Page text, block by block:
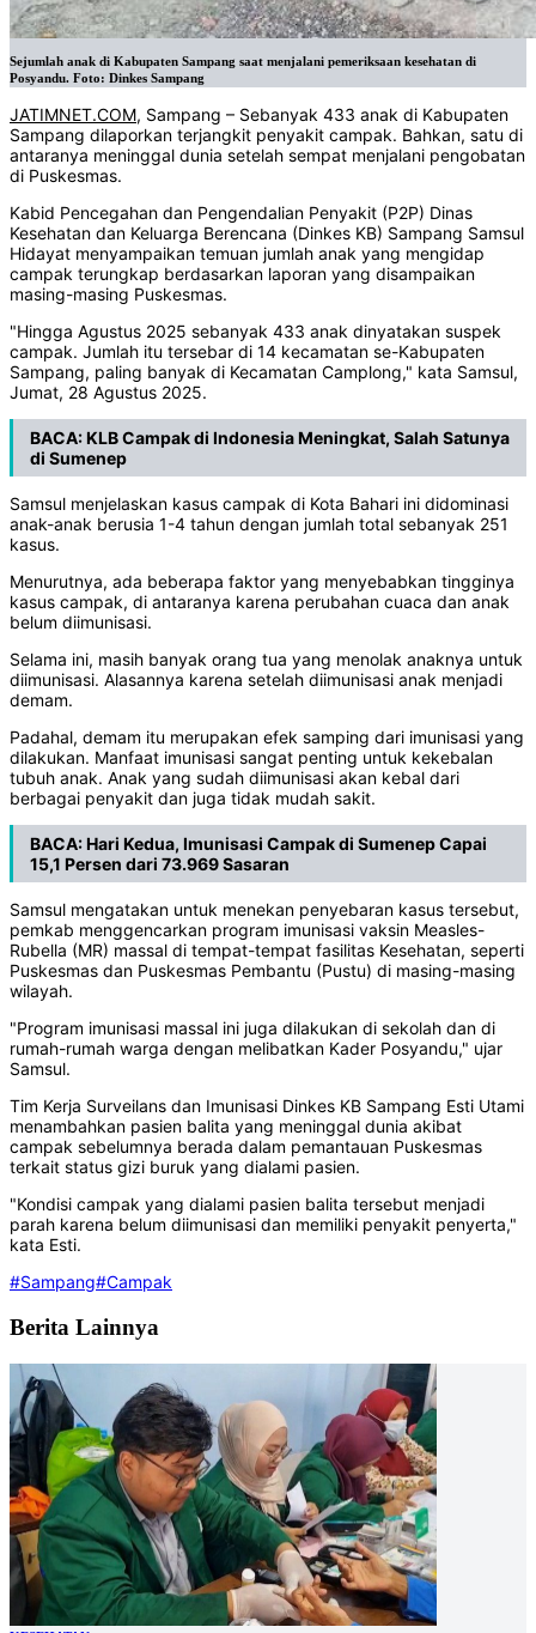
Sejumlah anak di Kabupaten Sampang saat menjalani pemeriksaan kesehatan di
Posyandu. Foto: Dinkes Sampang
JATIMNET.COM, Sampang – Sebanyak 433 anak di Kabupaten
Sampang dilaporkan terjangkit penyakit campak. Bahkan, satu di
antaranya meninggal dunia setelah sempat menjalani pengobatan
di Puskesmas.
Kabid Pencegahan dan Pengendalian Penyakit (P2P) Dinas
Kesehatan dan Keluarga Berencana (Dinkes KB) Sampang Samsul
Hidayat menyampaikan temuan jumlah anak yang mengidap
campak terungkap berdasarkan laporan yang disampaikan
masing-masing Puskesmas.
"Hingga Agustus 2025 sebanyak 433 anak dinyatakan suspek
campak. Jumlah itu tersebar di 14 kecamatan se-Kabupaten
Sampang, paling banyak di Kecamatan Camplong," kata Samsul,
Jumat, 28 Agustus 2025.
BACA:KLB Campak di Indonesia Meningkat, Salah Satunya
di Sumenep
Samsul menjelaskan kasus campak di Kota Bahari ini didominasi
anak-anak berusia 1-4 tahun dengan jumlah total sebanyak 251
kasus.
Menurutnya, ada beberapa faktor yang menyebabkan tingginya
kasus campak, di antaranya karena perubahan cuaca dan anak
belum diimunisasi.
Selama ini, masih banyak orang tua yang menolak anaknya untuk
diimunisasi. Alasannya karena setelah diimunisasi anak menjadi
demam.
Padahal, demam itu merupakan efek samping dari imunisasi yang
dilakukan. Manfaat imunisasi sangat penting untuk kekebalan
tubuh anak. Anak yang sudah diimunisasi akan kebal dari
berbagai penyakit dan juga tidak mudah sakit.
BACA:Hari Kedua, Imunisasi Campak di Sumenep Capai
15,1 Persen dari 73.969 Sasaran
Samsul mengatakan untuk menekan penyebaran kasus tersebut,
pemkab menggencarkan program imunisasi vaksin Measles-
Rubella (MR) massal di tempat-tempat fasilitas Kesehatan, seperti
Puskesmas dan Puskesmas Pembantu (Pustu) di masing-masing
wilayah.
"Program imunisasi massal ini juga dilakukan di sekolah dan di
rumah-rumah warga dengan melibatkan Kader Posyandu," ujar
Samsul.
Tim Kerja Surveilans dan Imunisasi Dinkes KB Sampang Esti Utami
menambahkan pasien balita yang meninggal dunia akibat
campak sebelumnya berada dalam pemantauan Puskesmas
terkait status gizi buruk yang dialami pasien.
"Kondisi campak yang dialami pasien balita tersebut menjadi
parah karena belum diimunisasi dan memiliki penyakit penyerta,"
kata Esti.
#Sampang#Campak
Berita Lainnya